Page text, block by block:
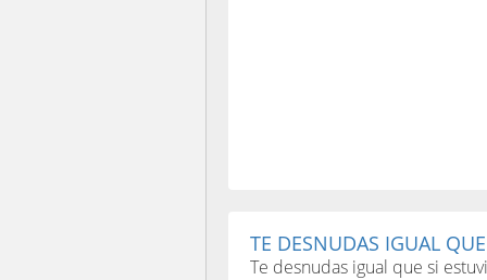
TE DESNUDAS IGUAL
Te desnudas igual que si